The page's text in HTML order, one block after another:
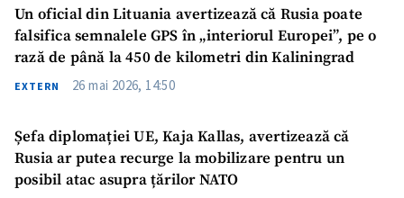
Un oficial din Lituania avertizează că Rusia poate
falsifica semnalele GPS în „interiorul Europei”, pe o
rază de până la 450 de kilometri din Kaliningrad
EXTERN 26 mai 2026, 14:50
Șefa diplomației UE, Kaja Kallas, avertizează că
Rusia ar putea recurge la mobilizare pentru un
posibil atac asupra țărilor NATO